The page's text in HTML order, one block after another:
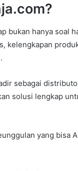
bukan hanya soal
kelengkapan
sebagai
solusi lengkap
yang bisa